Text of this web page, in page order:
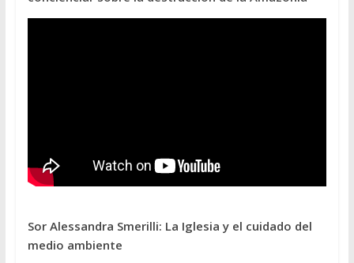
Sor Alessandra Smerilli: La Iglesia y el cuidado del
medio ambiente